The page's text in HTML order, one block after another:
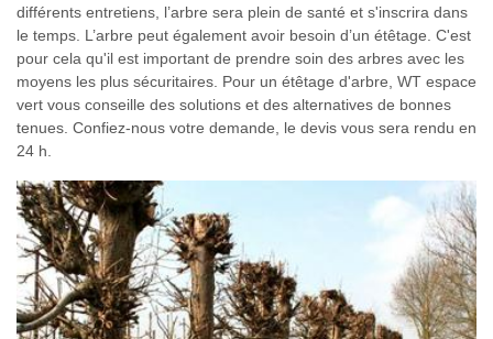
différents entretiens, l’arbre sera plein de santé et s'inscrira dans
le temps. L’arbre peut également avoir besoin d’un étêtage. C'est
pour cela qu'il est important de prendre soin des arbres avec les
moyens les plus sécuritaires. Pour un étêtage d'arbre, WT espace
vert vous conseille des solutions et des alternatives de bonnes
tenues. Confiez-nous votre demande, le devis vous sera rendu en
24 h.